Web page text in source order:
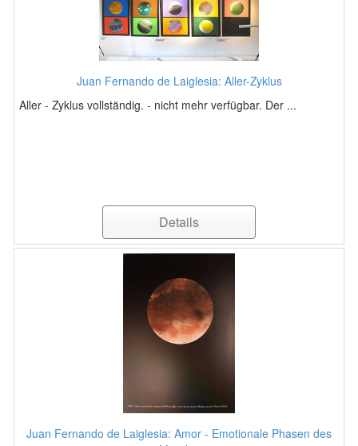
Juan Fernando de Laiglesia: Aller-Zyklus
Aller - Zyklus vollständig. - nicht mehr verfügbar. Der ...
Details
Juan Fernando de Laiglesia: Amor - Emotionale Phasen des